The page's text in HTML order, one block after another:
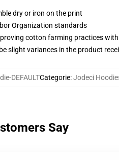
dry or iron on the print
Organization standards
cotton farming practices
slight variances in the product
DEFAULTCategorie:Jodeci
Say